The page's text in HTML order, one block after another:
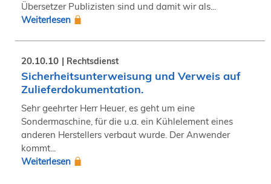
Übersetzer Publizisten sind und damit wir als...
Weiterlesen
20.10.10 Rechtsdienst
Sicherheitsunterweisung und Verweis auf
Zulieferdokumentation.
Sehr geehrter Herr Heuer, es geht um eine
Sondermaschine, für die u.a. ein Kühlelement eines
anderen Herstellers verbaut wurde. Der Anwender
kommt...
Weiterlesen